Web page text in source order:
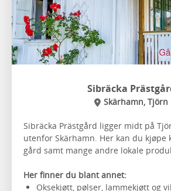
Sibräcka
Skärhamn, Tjörn
Sibräcka Prästgård ligger midt på
utenfor Skärhamn. Her kan du kjøpe
gård samt mange andre lokale
Her finner du blant annet:
Oksekjøtt, pølser, lammekjøtt og